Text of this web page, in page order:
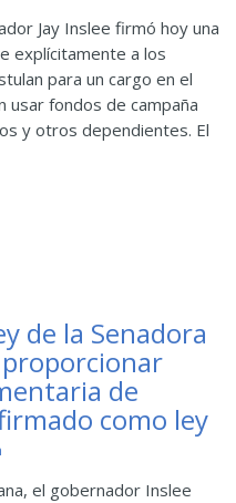
Jay Inslee firmó hoy una
explícitamente a los
para un cargo en el
usar fondos de campaña
y otros dependientes. El
de la Senadora
de
como ley
el gobernador Inslee